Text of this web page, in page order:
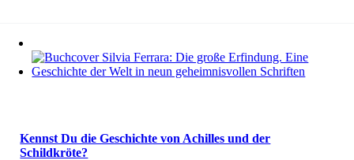
Kennst Du die Geschichte von Achilles und der
Schildkröte?